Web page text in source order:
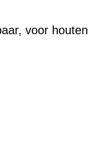
voor houten